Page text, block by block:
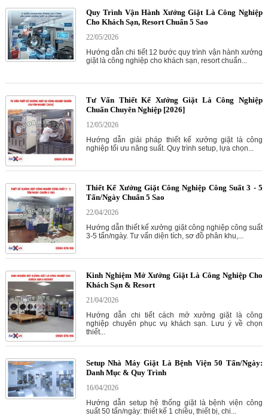
Quy Trình Vận Hành Xưởng Giặt Là Công Nghiệp
Cho Khách Sạn, Resort Chuẩn 5 Sao
22/05/2026
Hướng dẫn chi tiết 12 bước quy trình vận hành xưởng
giặt là công nghiệp cho khách sạn, resort chuẩn...
Tư Vấn Thiết Kế Xưởng Giặt Là Công Nghiệp
Chuẩn Chuyên Nghiệp [2026]
12/05/2026
Hướng dẫn giải pháp thiết kế xưởng giặt là công
nghiệp tối ưu năng suất. Quy trình setup, lựa chọn...
Thiết Kế Xưởng Giặt Công Nghiệp Công Suất 3 - 5
Tấn/Ngày Chuẩn 5 Sao
22/04/2026
Hướng dẫn thiết kế xưởng giặt công nghiệp công suất
3-5 tấn/ngày. Tư vấn diện tích, sơ đồ phân khu,...
Kinh Nghiệm Mở Xưởng Giặt Là Công Nghiệp Cho
Khách Sạn & Resort
21/04/2026
Hướng dẫn chi tiết cách mở xưởng giặt là công
nghiệp chuyên phục vụ khách sạn. Lưu ý về chọn
thiết...
Setup Nhà Máy Giặt Là Bệnh Viện 50 Tấn/Ngày:
Danh Mục & Quy Trình
16/04/2026
Hướng dẫn setup hệ thống giặt là bệnh viện công
suất 50 tấn/ngày: thiết kế 1 chiều, thiết bị, chi...